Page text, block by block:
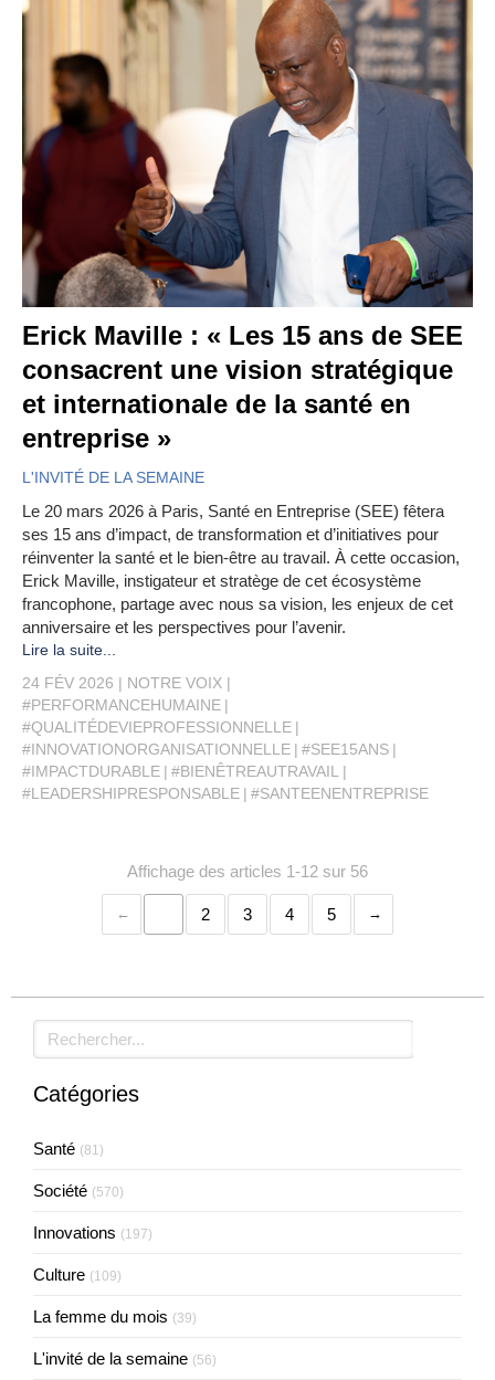
Erick Maville : « Les 15 ans de SEE
consacrent une vision stratégique
et internationale de la santé en
entreprise »
L'INVITÉ DE LA SEMAINE
Le 20 mars 2026 à Paris, Santé en Entreprise (SEE) fêtera
ses 15 ans d’impact, de transformation et d’initiatives pour
réinventer la santé et le bien-être au travail. À cette occasion,
Erick Maville, instigateur et stratège de cet écosystème
francophone, partage avec nous sa vision, les enjeux de cet
anniversaire et les perspectives pour l’avenir.
Lire la suite...
24 FÉV 2026
NOTRE VOIX
#PERFORMANCEHUMAINE
#QUALITÉDEVIEPROFESSIONNELLE
#INNOVATIONORGANISATIONNELLE
#SEE15ANS
#IMPACTDURABLE
#BIENÊTREAUTRAVAIL
#LEADERSHIPRESPONSABLE
#SANTEENENTREPRISE
Affichage des articles 1-12 sur 56
2 3 4 5
Rechercher
Catégories
Santé (81)
Société (570)
Innovations (197)
Culture (109)
La femme du mois (39)
L'invité de la semaine (56)